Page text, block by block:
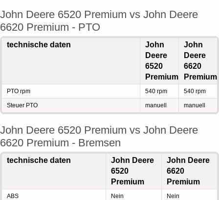
John Deere 6520 Premium vs John Deere
6620 Premium - PTO
technische daten
John
Deere
6520
Premium
John
Deere
6620
Premium
PTO rpm 540 rpm 540 rpm
Steuer PTO manuell manuell
John Deere 6520 Premium vs John Deere
6620 Premium - Bremsen
technische daten
John Deere
6520
Premium
John Deere
6620
Premium
ABS Nein Nein